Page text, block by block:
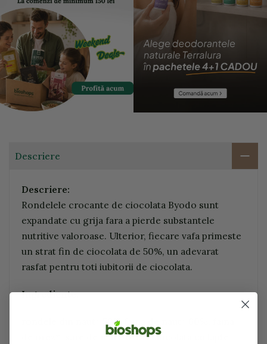
Descriere
Descriere:
Rondelele crocante de ciocolata Byodo sunt
expandate cu grija fara a pierde substantele
nutritive valoroase. Ulterior, fiecare vafa primeste
un strat fin de ciocolata de 50%, un adevarat
rasfat pentru toti iubitorii de ciocolata.
Ingrediente:
rondele din naut* 50% faina de naut* 60%, faina
de orez*, sare de mare 0,5%, ciocolata cu lapte